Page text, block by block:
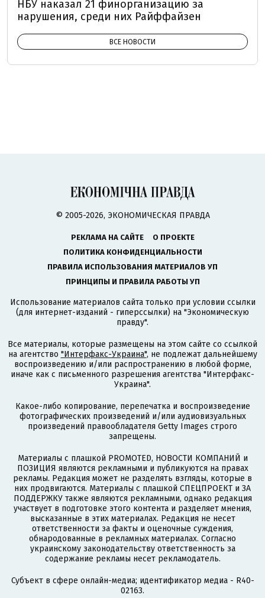
НБУ наказал 21 финорганизацию за
нарушения, среди них Райффайзен
ВСЕ НОВОСТИ
© 2005-2026, ЭКОНОМИЧЕСКАЯ ПРАВДА
РЕКЛАМА НА САЙТЕ
О ПРОЕКТЕ
ПОЛИТИКА КОНФИДЕНЦИАЛЬНОСТИ
ПРАВИЛА ИСПОЛЬЗОВАНИЯ МАТЕРИАЛОВ УП
ПРИНЦИПЫ И ПРАВИЛА РАБОТЫ УП
Использование материалов сайта только при условии ссылки
(для интернет-изданий - гиперссылки) на "Экономическую
правду".
Все материалы, которые размещены на этом сайте со ссылкой
на агентство "Интерфакс-Украина", не подлежат дальнейшему
воспроизведению и/или распространению в любой форме,
иначе как с письменного разрешения агентства "Интерфакс-
Украина".
Какое-либо копирование, перепечатка и воспроизведение
фотографических произведений и/или аудиовизуальных
произведений правообладателя Getty Images строго
запрещены.
Материалы с плашкой PROMOTED, НОВОСТИ КОМПАНИЙ и
ПОЗИЦИЯ являются рекламными и публикуются на правах
рекламы. Редакция может не разделять взгляды, которые в
них продвигаются. Материалы с плашкой СПЕЦПРОЕКТ и ЗА
ПОДДЕРЖКУ также являются рекламными, однако редакция
участвует в подготовке этого контента и разделяет мнения,
высказанные в этих материалах. Редакция не несет
ответственности за факты и оценочные суждения,
обнародованные в рекламных материалах. Согласно
украинскому законодательству ответственность за
содержание рекламы несет рекламодатель.
Субъект в сфере онлайн-медиа; идентификатор медиа - R40-
02163.